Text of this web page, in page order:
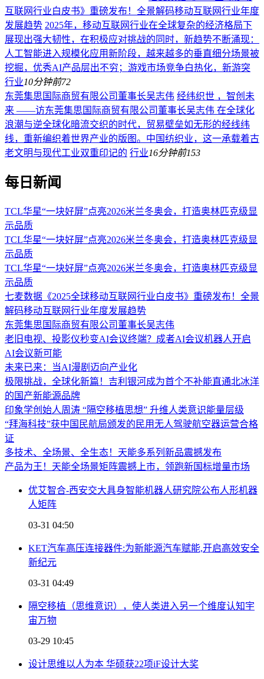
互联网行业白皮书》重磅发布！全景解码移动互联网行业年度
发展趋势 2025年，移动互联网行业在全球复杂的经济格局下
展现出强大韧性，在积极应对挑战的同时，新趋势不断涌现：
人工智能进入规模化应用新阶段，越来越多的垂直细分场景被
挖掘，优秀AI产品层出不穷；游戏市场竞争白热化，新游突
行业10分钟前72
东莞集思国际商贸有限公司董事长吴志伟 经纬织世 ，智创未
来 ——访东莞集思国际商贸有限公司董事长吴志伟 在全球化
浪潮与逆全球化暗流交织的时代，贸易壁垒如无形的经线纬
线，重新编织着世界产业的版图。中国纺织业，这一承载着古
老文明与现代工业双重印记的 行业16分钟前153
每日新闻
TCL华星“一块好屏”点亮2026米兰冬奥会，打造奥林匹克级显
示品质
TCL华星“一块好屏”点亮2026米兰冬奥会，打造奥林匹克级显
示品质
TCL华星“一块好屏”点亮2026米兰冬奥会，打造奥林匹克级显
示品质
七麦数据《2025全球移动互联网行业白皮书》重磅发布！全景
解码移动互联网行业年度发展趋势
东莞集思国际商贸有限公司董事长吴志伟
老旧电视、投影仪秒变AI会议终端？成者AI会议机器人开启
AI会议新可能
未来已来：当AI漫剧迈向产业化
极限挑战，全球化新篇！吉利银河成为首个不补能直通北冰洋
的国产新能源品牌
印象学创始人周涛 “隔空移植思想” 升维人类意识能量层级
“拜海科技”获中国民航局颁发的民用无人驾驶航空器运营合格
证
多技术、全场景、全生态！天能多系列新品震撼发布
产品为王！天能全场景矩阵震撼上市，领跑新国标增量市场
优艾智合-西安交大具身智能机器人研究院公布人形机器
人矩阵
03-31 04:50
KET汽车高压连接器件:为新能源汽车赋能,开启高效安全
新纪元
03-31 04:49
隔空移植（思维意识），使人类进入另一个维度认知宇
宙万物
03-29 10:45
设计思维以人为本 华硕获22项iF设计大奖